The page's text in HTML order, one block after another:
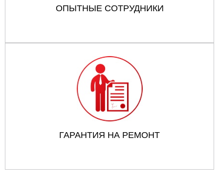
ОПЫТНЫЕ СОТРУДНИКИ
ГАРАНТИЯ НА РЕМОНТ